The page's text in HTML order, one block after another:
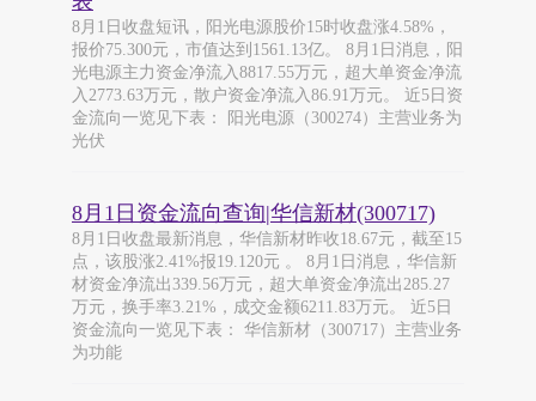
8月1日收盘短讯，阳光电源股价15时收盘涨4.58%，
报价75.300元，市值达到1561.13亿。 8月1日消息，阳
光电源主力资金净流入8817.55万元，超大单资金净流
入2773.63万元，散户资金净流入86.91万元。 近5日资
金流向一览见下表： 阳光电源（300274）主营业务为
光伏
8月1日资金流向查询|华信新材(300717)
8月1日收盘最新消息，华信新材昨收18.67元，截至15
点，该股涨2.41%报19.120元 。 8月1日消息，华信新
材资金净流出339.56万元，超大单资金净流出285.27
万元，换手率3.21%，成交金额6211.83万元。 近5日
资金流向一览见下表： 华信新材（300717）主营业务
为功能